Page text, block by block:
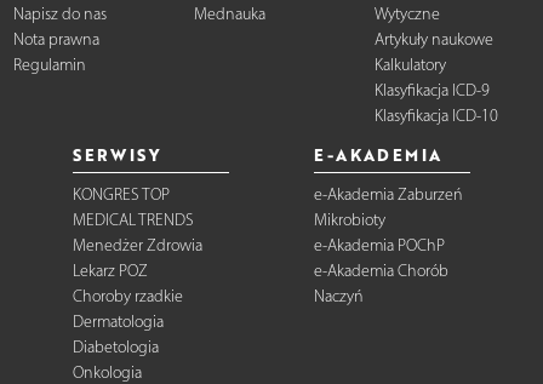
Napisz do nas
Nota prawna
Regulamin
Mednauka
Wytyczne
Artykuły naukowe
Kalkulatory
Klasyfikacja ICD-9
Klasyfikacja ICD-10
SERWISY
KONGRES TOP
MEDICAL TRENDS
Menedżer Zdrowia
Lekarz POZ
Choroby rzadkie
Dermatologia
Diabetologia
Onkologia
E-AKADEMIA
e-Akademia Zaburzeń
Mikrobioty
e-Akademia POChP
e-Akademia Chorób
Naczyń